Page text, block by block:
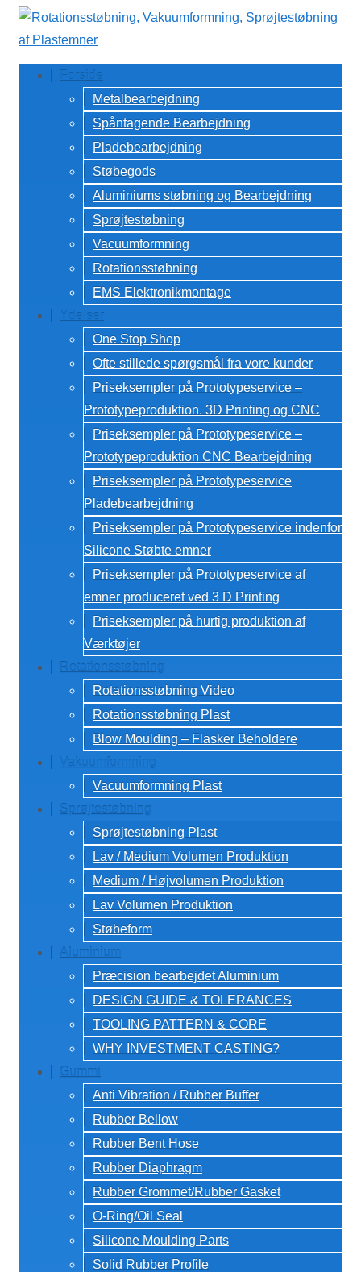
↓
Hop
til
hovedindhold
Forside
Metalbearbejdning
Spåntagende Bearbejdning
Pladebearbejdning
Støbegods
Aluminiums støbning og Bearbejdning
Sprøjtestøbning
Vacuumformning
Rotationsstøbning
EMS Elektronikmontage
Ydelser
One Stop Shop
Ofte stillede spørgsmål fra vore kunder
Priseksempler på Prototypeservice –
Prototypeproduktion. 3D Printing og CNC
Priseksempler på Prototypeservice –
Prototypeproduktion CNC Bearbejdning
Priseksempler på Prototypeservice
Pladebearbejdning
Priseksempler på Prototypeservice indenfor
Silicone Støbte emner
Priseksempler på Prototypeservice af
emner produceret ved 3 D Printing
Priseksempler på hurtig produktion af
Værktøjer
Rotationsstøbning
Rotationsstøbning Video
Rotationsstøbning Plast
Blow Moulding – Flasker Beholdere
Vakuumformning
Vacuumformning Plast
Sprøjtestøbning
Sprøjtestøbning Plast
Lav / Medium Volumen Produktion
Medium / Højvolumen Produktion
Lav Volumen Produktion
Støbeform
Aluminium
Præcision bearbejdet Aluminium
DESIGN GUIDE & TOLERANCES
TOOLING PATTERN & CORE
WHY INVESTMENT CASTING?
Gummi
Anti Vibration / Rubber Buffer
Rubber Bellow
Rubber Bent Hose
Rubber Diaphragm
Rubber Grommet/Rubber Gasket
O-Ring/Oil Seal
Silicone Moulding Parts
Solid Rubber Profile